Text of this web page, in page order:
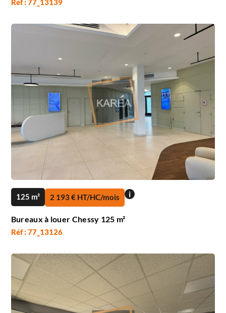
Réf : 77_13139
125 m² 2 193 € HT/HC/mois i
Bureaux à louer Chessy 125 m²
Réf : 77_13126